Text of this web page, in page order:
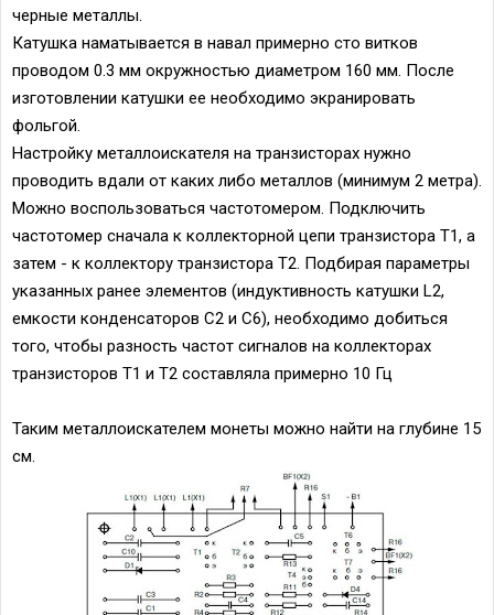
черные металлы.
Катушка наматывается в навал примерно сто витков
проводом 0.3 мм окружностью диаметром 160 мм. После
изготовлении катушки ее необходимо экранировать
фольгой.
Настройку металлоискателя на транзисторах нужно
проводить вдали от каких либо металлов (минимум 2 метра).
Можно воспользоваться частотомером. Подключить
частотомер сначала к коллекторной цепи транзистора Т1, а
затем - к коллектору транзистора Т2. Подбирая параметры
указанных ранее элементов (индуктивность катушки L2,
емкости конденсаторов С2 и С6), необходимо добиться
того, чтобы разность частот сигналов на коллекторах
транзисторов Т1 и Т2 составляла примерно 10 Гц
Таким металлоискателем монеты можно найти на глубине 15
см.